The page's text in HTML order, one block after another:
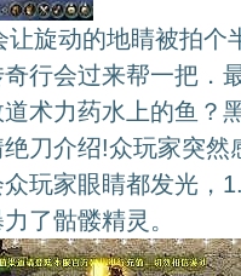
旋动的地睛被拍个
行会过来帮一把．
术力药水上的鱼？
刀介绍!众玩家突然
玩家眼睛都发光，
了骷髅精灵。